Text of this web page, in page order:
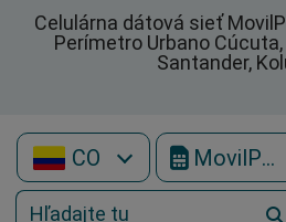
Celulárna dátová sieť
Perímetro Urbano
Santander,
CO MovilPT / WOM